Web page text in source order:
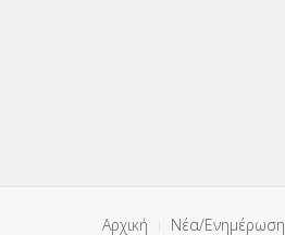
Αρχική Νέα/Ενημέρωση